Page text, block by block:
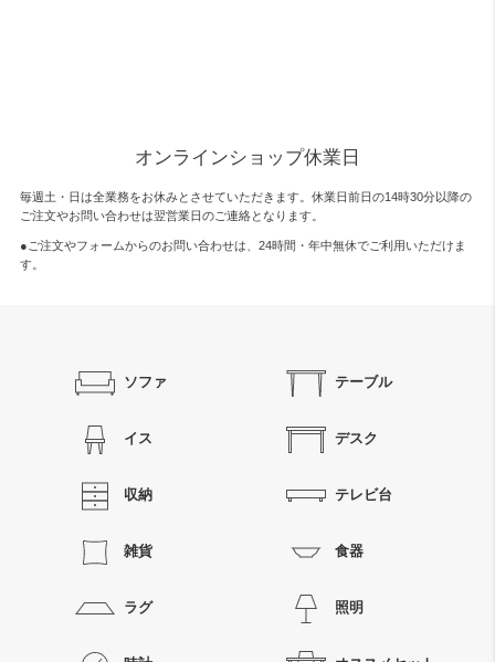
オンラインショップ休業日
毎週土・日は全業務をお休みとさせていただきます。休業日前日の14時30分以降の
ご注文やお問い合わせは翌営業日のご連絡となります。
●ご注文やフォームからのお問い合わせは、 24時間・年中無休でご利用いただけま
す。
ソファ テーブル
イス デスク
収納 テレビ台
雑貨 食器
ラグ 照明